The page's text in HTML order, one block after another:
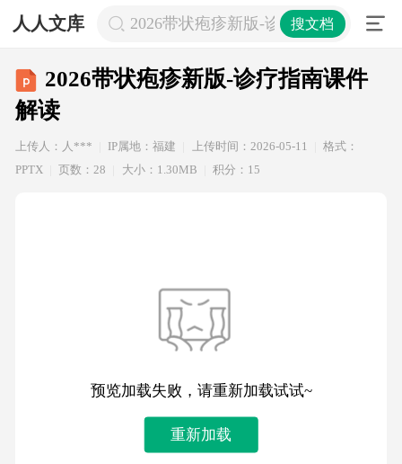
人人文库 2026带状疱疹新版-诊疗指南课件解读
搜文档
2026带状疱疹新版-诊疗指南课件
解读
上传人：人*** IP属地：福建 上传时间：2026-05-11
格式：
PPTX
页数：28 大小：1.30MB 积分：15
预览加载失败，请重新加载试试~
重新加载